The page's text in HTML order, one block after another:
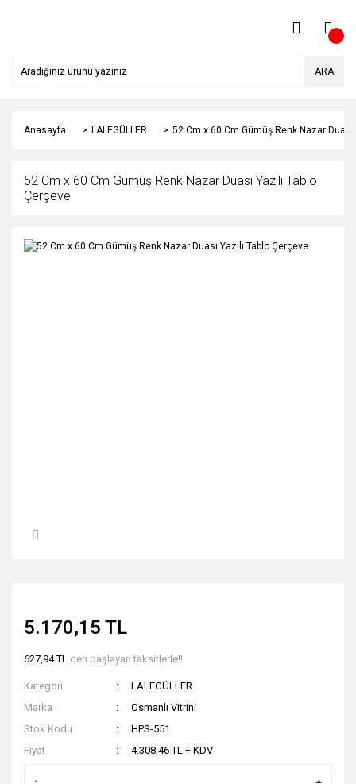
ARA
Anasayfa LALEGÜLLER 52 Cm x 60 Cm Gümüş Renk Nazar Duası
52 Cm x 60 Cm Gümüş Renk Nazar Duası Yazılı Tablo
Çerçeve
5.170,15 TL
627,94 TL den başlayan taksitlerle!!
Kategori
LALEGÜLLER
Marka
Osmanlı Vitrini
Stok Kodu
HPS-551
Fiyat
4.308,46 TL + KDV